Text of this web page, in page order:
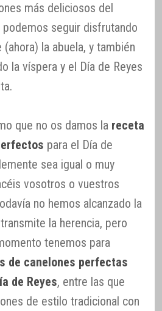
más deliciosos del
seguir disfrutando
la abuela, y también
la víspera y el Día de Reyes
que no os damos la receta
para el Día de
sea igual o muy
vosotros o vuestros
no hemos alcanzado la
la herencia, pero
tenemos para
de canelones perfectas
de Reyes, entre las que
de estilo tradicional con